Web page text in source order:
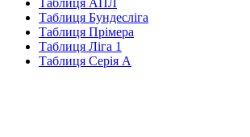
Таблиця АПЛ
Таблиця Бундесліга
Таблиця Прімера
Таблиця Ліга 1
Таблиця Серія А